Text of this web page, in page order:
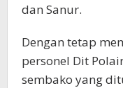
dan Sanur.
Dengan tetap
personel Dit
sembako yang